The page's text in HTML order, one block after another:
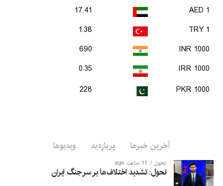
1 AED
17.41
1 TRY
1.38
1000 INR
690
1000 IRR
0.35
1000 PKR
228
آخرین خبرها پربازدید ویدیوها
تحول 11 ساعت ago
تحول: تشدید اختلاف‌ها بر سر جنگ ایران